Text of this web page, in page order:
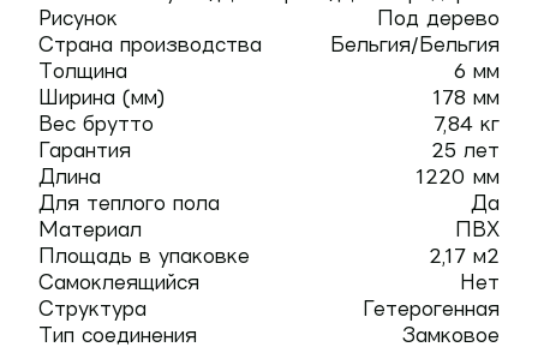
Рисунок
Под дерево
Страна производства
Бельгия/Бельгия
Толщина
6 мм
Ширина (мм)
178 мм
Вес брутто
7,84 кг
Гарантия
25 лет
Длина
1220 мм
Для теплого пола
Да
Материал
ПВХ
Площадь в упаковке
2,17 м2
Самоклеящийся
Нет
Структура
Гетерогенная
Тип соединения
Замковое